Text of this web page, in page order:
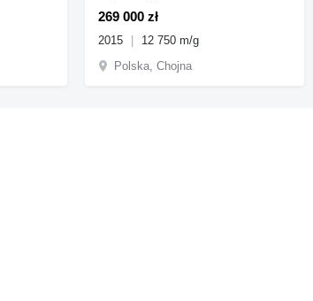
269 000 zł
2015
12 750 m/g
Polska, Chojna